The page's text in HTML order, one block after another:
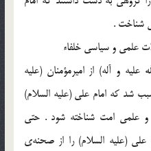
شناخت .
علمي و سياسي خلفاء
و آله) از اميرمؤمنان (علیه
شد كه امام علي (علیه السلام)
علمي امت شناخته شود . حتي
(علیه السلام) را از صحنه‌ي